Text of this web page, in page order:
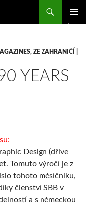
, ZE ZAHRANIČÍ |
YEARS
Design (dříve
Tomuto výročí je z
tohoto měsíčníku,
členství SBB v
a s německou